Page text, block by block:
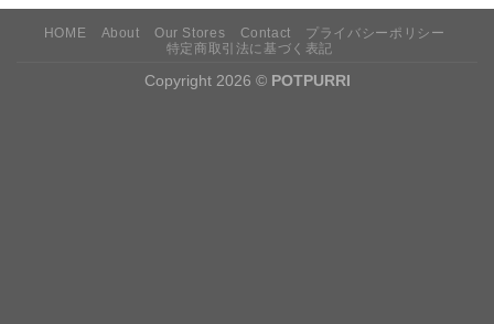
HOME About Our Stores Contact
プライバシーポリシー
特定商取引法に基づく表記
Copyright 2026 © POTPURRI